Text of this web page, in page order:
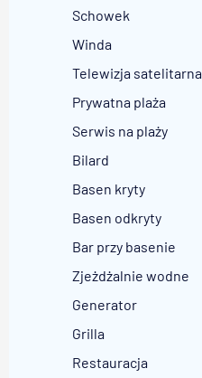
Schowek
Winda
Telewizja satelitarna
Prywatna plaża
Serwis na plaży
Bilard
Basen kryty
Basen odkryty
Bar przy basenie
Zjeżdżalnie wodne
Generator
Grilla
Restauracja